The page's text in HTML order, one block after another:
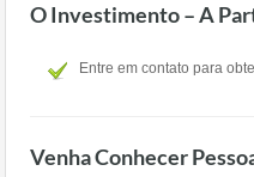
O Investimento – A
Entre em contato para
Venha Conhecer